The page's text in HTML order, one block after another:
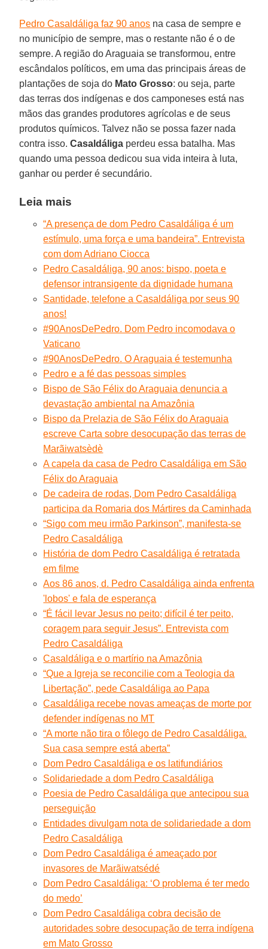
Pedro Casaldáliga faz 90 anos na casa de sempre e
no município de sempre, mas o restante não é o de
sempre. A região do Araguaia se transformou, entre
escândalos políticos, em uma das principais áreas de
plantações de soja do Mato Grosso: ou seja, parte
das terras dos indígenas e dos camponeses está nas
mãos das grandes produtores agrícolas e de seus
produtos químicos. Talvez não se possa fazer nada
contra isso.Casaldáliga perdeu essa batalha. Mas
quando uma pessoa dedicou sua vida inteira à luta,
ganhar ou perder é secundário.
Leia mais
“A presença de dom Pedro Casaldáliga é um
estímulo, uma força e uma bandeira”. Entrevista
com dom Adriano Ciocca
Pedro Casaldáliga, 90 anos: bispo, poeta e
defensor intransigente da dignidade humana
Santidade, telefone a Casaldáliga por seus 90
anos!
#90AnosDePedro. Dom Pedro incomodava o
Vaticano
#90AnosDePedro. O Araguaia é testemunha
Pedro e a fé das pessoas simples
Bispo de São Félix do Araguaia denuncia a
devastação ambiental na Amazônia
Bispo da Prelazia de São Félix do Araguaia
escreve Carta sobre desocupação das terras de
Marãiwatsèdè
A capela da casa de Pedro Casaldáliga em São
Félix do Araguaia
De cadeira de rodas, Dom Pedro Casaldáliga
participa da Romaria dos Mártires da Caminhada
“Sigo com meu irmão Parkinson”, manifesta-se
Pedro Casaldáliga
História de dom Pedro Casaldáliga é retratada
em filme
Aos 86 anos, d. Pedro Casaldáliga ainda enfrenta
'lobos' e fala de esperança
“É fácil levar Jesus no peito; difícil é ter peito,
coragem para seguir Jesus”. Entrevista com
Pedro Casaldáliga
Casaldáliga e o martírio na Amazônia
“Que a Igreja se reconcilie com a Teologia da
Libertação”, pede Casaldáliga ao Papa
Casaldáliga recebe novas ameaças de morte por
defender indígenas no MT
“A morte não tira o fôlego de Pedro Casaldáliga.
Sua casa sempre está aberta”
Dom Pedro Casaldáliga e os latifundiários
Solidariedade a dom Pedro Casaldáliga
Poesia de Pedro Casaldáliga que antecipou sua
perseguição
Entidades divulgam nota de solidariedade a dom
Pedro Casaldáliga
Dom Pedro Casaldáliga é ameaçado por
invasores de Marãiwatsédé
Dom Pedro Casaldáliga: ‘O problema é ter medo
do medo’
Dom Pedro Casaldáliga cobra decisão de
autoridades sobre desocupação de terra indígena
em Mato Grosso